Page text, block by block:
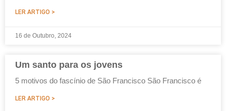
LER ARTIGO >
16 de Outubro, 2024
Um santo para os jovens
5 motivos do fascínio de São Francisco São Francisco é
LER ARTIGO >